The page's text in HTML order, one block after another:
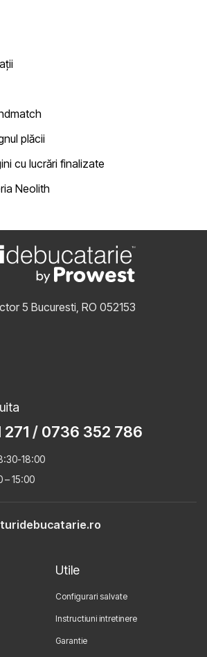
plăcii
cu lucrări finalizate
Neolith
5 Bucuresti, RO 052153
271 / 0736 352 786
18:00
– 15:00
Utile
Configurari salvate
Instructiuni intretinere
Garantie